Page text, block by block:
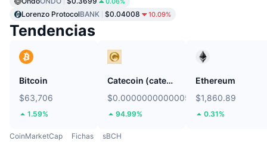
Lorenzo ProtocolBANK $0.04008 10.09%
Tendencias
Bitcoin
$63,706
1.59%
Catecoin (catecoin.shop)
$0.0000000000005805
94.99%
Ethereum
$1,860.89
0.31%
CoinMarketCap Fichas sBCH